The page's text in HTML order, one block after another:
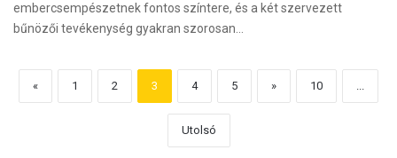
embercsempészetnek fontos színtere, és a két szervezett
bűnözői tevékeny­ség gyakran szorosan…
« 1 2 3 4 5 » 10 ...
Utolsó